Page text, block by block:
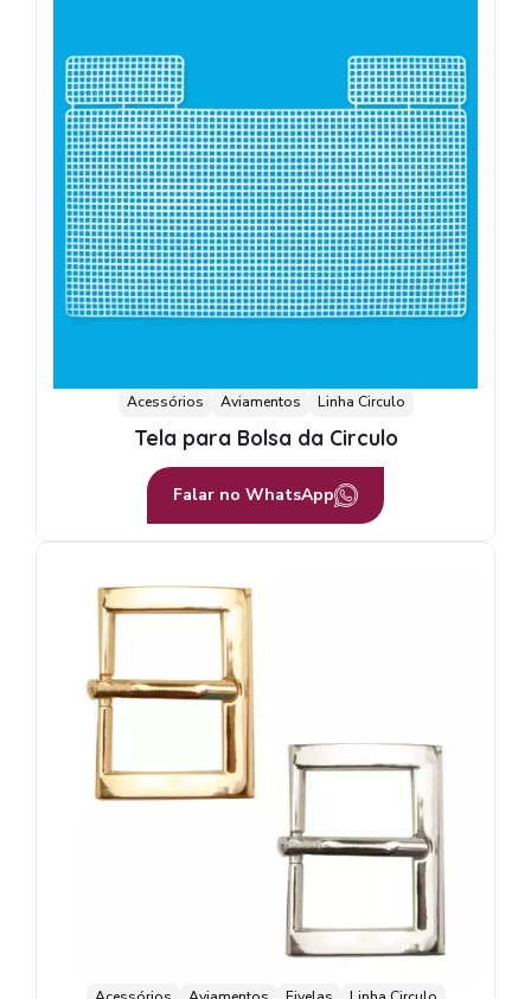
Acessórios Aviamentos Linha Circulo
Tela para Bolsa da Circulo
Falar no WhatsApp